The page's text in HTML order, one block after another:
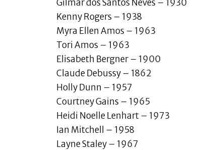
Gilmar dos Santos Neves – 1930
Kenny Rogers – 1938
Myra Ellen Amos – 1963
Tori Amos – 1963
Elisabeth Bergner – 1900
Claude Debussy – 1862
Holly Dunn – 1957
Courtney Gains – 1965
Heidi Noelle Lenhart – 1973
Ian Mitchell – 1958
Layne Staley – 1967